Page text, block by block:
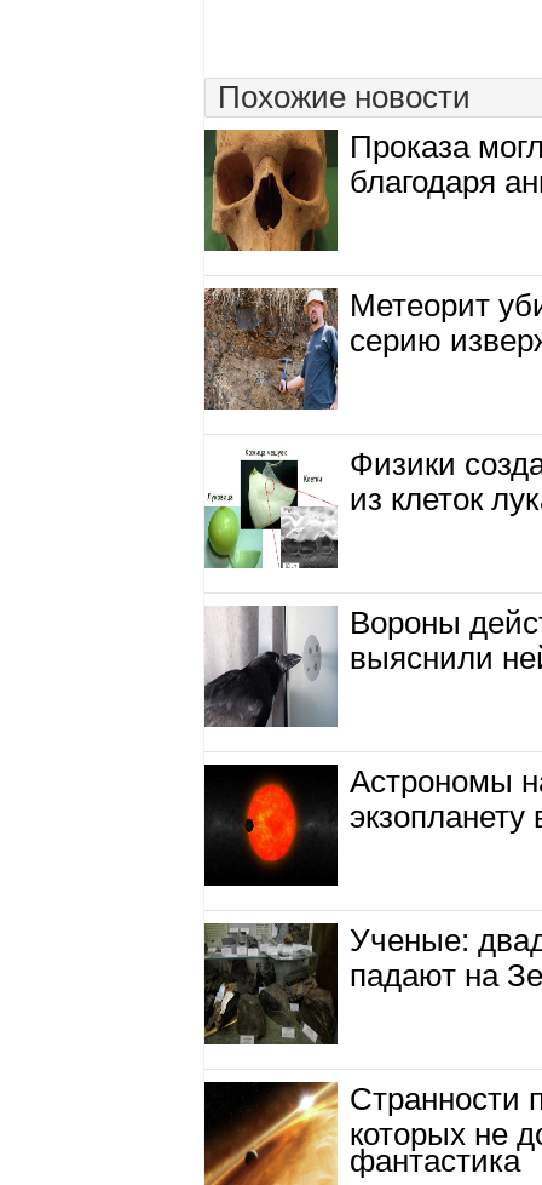
Похожие новости
Проказа
благодаря
Метеорит
серию
Физики
из клеток
Вороны
выяснили
Астрономы
экзопланету
Ученые:
падают на
Странности
которых не
фантастика